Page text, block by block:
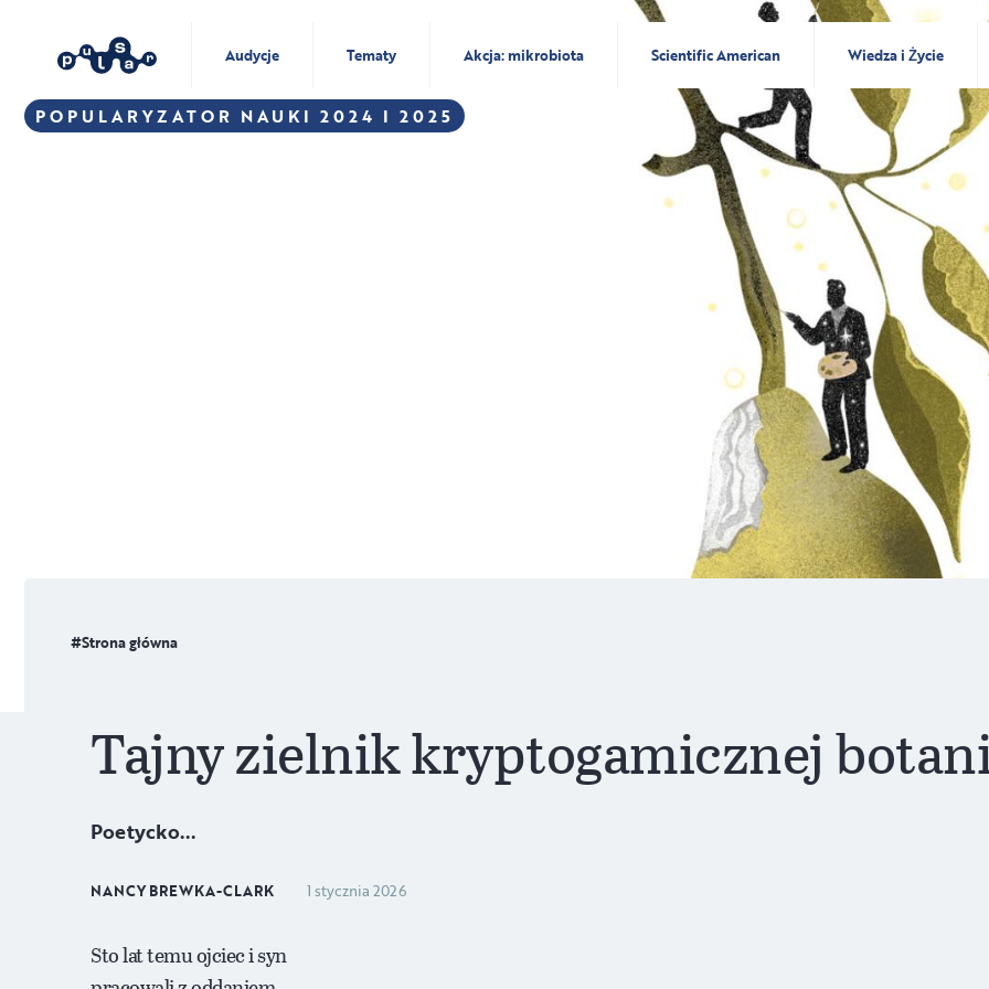
POPULARYZATOR NAUKI 2024 I 2025
Audycje Tematy Akcja: mikrobiota Scientific American Wiedza i Życie
Strona główna
Tajny zielnik kryptogamicznej
Poetycko...
NANCY BREWKA-CLARK 1 stycznia 2026
Sto lat temu ojciec i syn